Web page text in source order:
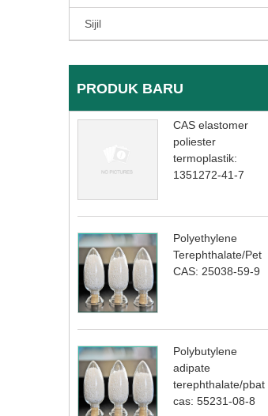
Sijil
PRODUK BARU
CAS elastomer
poliester
termoplastik:
1351272-41-7
Polyethylene
Terephthalate/Pet
CAS: 25038-59-9
Polybutylene
adipate
terephthalate/pbat
cas: 55231-08-8